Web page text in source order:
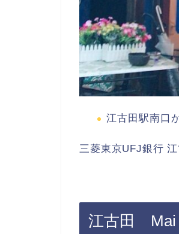
江古田駅南口
三菱東京UFJ銀行
江古田 Mai